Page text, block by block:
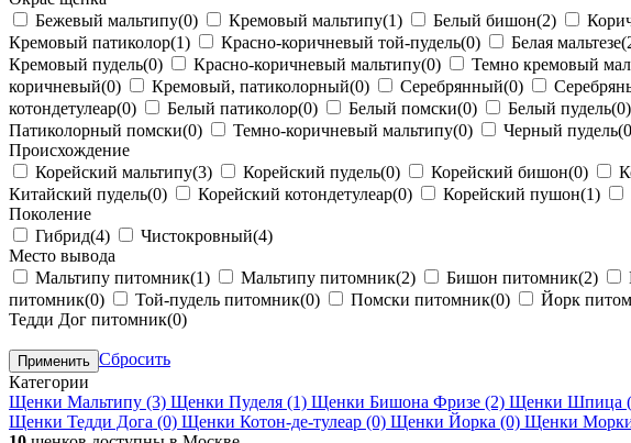
Бежевый мальтипу(0) Кремовый мальтипу(1) Белый бишон(2)
Кремовый патиколор(1) Красно-коричневый той-пудель(0) Белая мальтезе
Кремовый пудель(0) Красно-коричневый мальтипу(0) Темно кремовый
коричневый(0) Кремовый, патиколорный(0) Серебрянный(0)
котондетулеар(0) Белый патиколор(0) Белый помски(0) Белый пудель(0)
Патиколорный помски(0) Темно-коричневый мальтипу(0) Черный пудель
Происхождение
Корейский мальтипу(3) Корейский пудель(0) Корейский бишон(0)
Китайский пудель(0) Корейский котондетулеар(0) Корейский пушон(1)
Поколение
Гибрид(4) Чистокровный(4)
Место вывода
Мальтипу питомник(1) Мальтипу питомник(2) Бишон питомник(2)
питомник(0) Той-пудель питомник(0) Помски питомник(0) Йорк
Тедди Дог питомник(0)
Применить Сбросить
Категории
Щенки Мальтипу (3) Щенки Пуделя (1) Щенки Бишона Фризе (2) Щенки Шпица
Щенки Тедди Дога (0) Щенки Котон-де-тулеар (0) Щенки Йорка (0) Щенки